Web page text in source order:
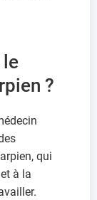
le
?
qui
à la